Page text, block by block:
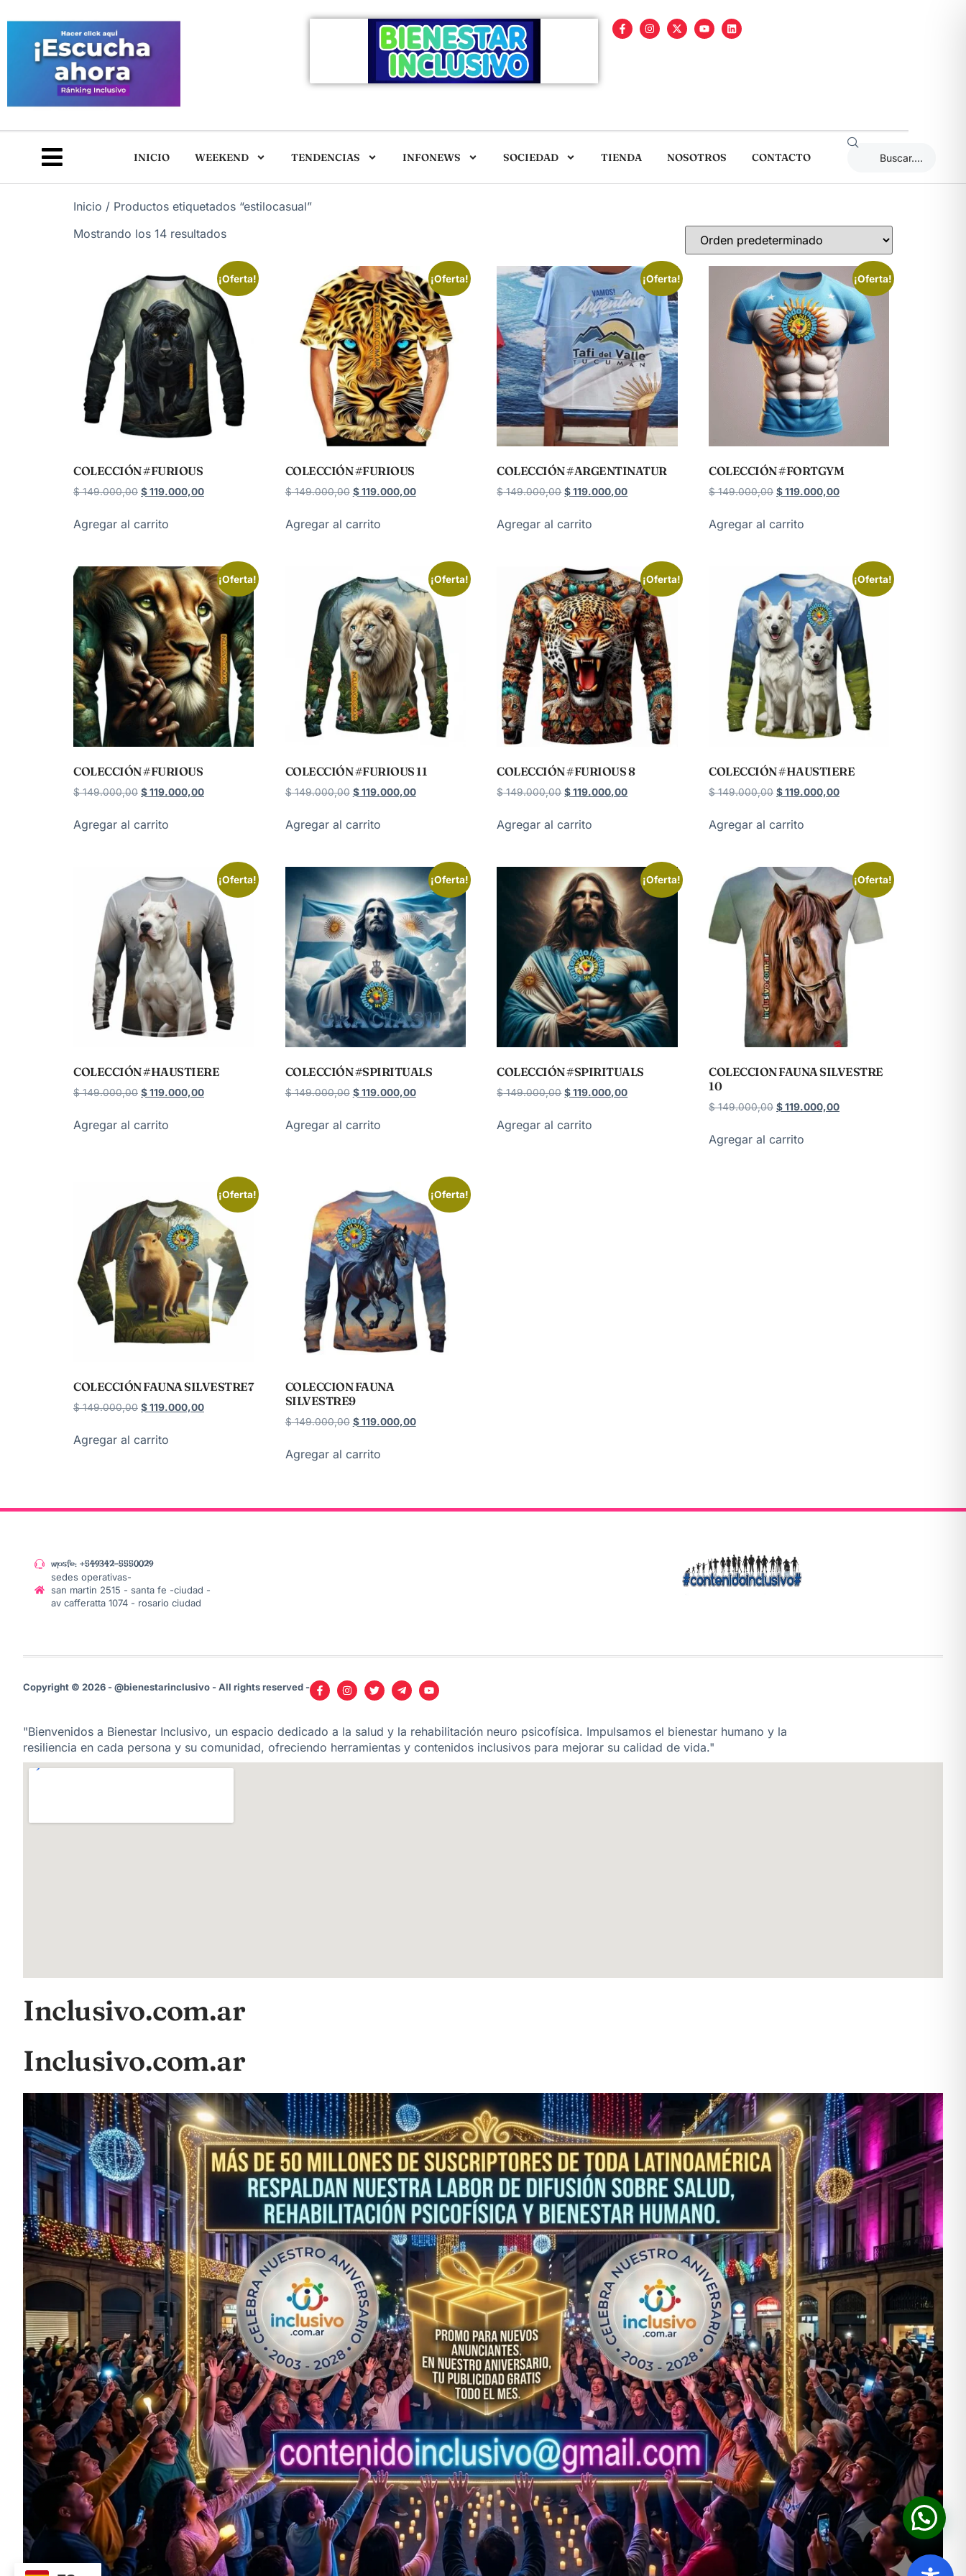
INICIO WEEKEND TENDENCIAS INFONEWS SOCIEDAD TIENDA NOSOTROS CONTACTO
Inicio / Productos etiquetados “estilocasual”
Mostrando los 14 resultados
¡Oferta!
COLECCIÓN #FURIOUS
$149.000,00 $119.000,00
Agregar al carrito
¡Oferta!
COLECCIÓN #FURIOUS
$149.000,00 $119.000,00
Agregar al carrito
¡Oferta!
COLECCIÓN #ARGENTINATUR
$149.000,00 $119.000,00
Agregar al carrito
¡Oferta!
COLECCIÓN #FORTGYM
$149.000,00 $119.000,00
Agregar al carrito
¡Oferta!
COLECCIÓN #FURIOUS
$149.000,00 $119.000,00
Agregar al carrito
¡Oferta!
COLECCIÓN #FURIOUS 11
$149.000,00 $119.000,00
Agregar al carrito
¡Oferta!
COLECCIÓN #FURIOUS 8
$149.000,00 $119.000,00
Agregar al carrito
¡Oferta!
COLECCIÓN #HAUSTIERE
$149.000,00 $119.000,00
Agregar al carrito
¡Oferta!
COLECCIÓN #HAUSTIERE
$149.000,00 $119.000,00
Agregar al carrito
¡Oferta!
COLECCIÓN #SPIRITUALS
$149.000,00 $119.000,00
Agregar al carrito
¡Oferta!
COLECCIÓN #SPIRITUALS
$149.000,00 $119.000,00
Agregar al carrito
¡Oferta!
COLECCION FAUNA SILVESTRE
10
$149.000,00 $119.000,00
Agregar al carrito
¡Oferta!
COLECCIÓN FAUNA SILVESTRE7
$149.000,00 $119.000,00
Agregar al carrito
¡Oferta!
COLECCION FAUNA
SILVESTRE9
$149.000,00 $119.000,00
Agregar al carrito
wpsfe: +549342-5550029
sedes operativas-
san martin 2515 - santa fe -ciudad -
av cafferatta 1074 - rosario ciudad
Copyright © 2026 - @bienestarinclusivo - All rights reserved -
"Bienvenidos a Bienestar Inclusivo, un espacio dedicado a la salud y la rehabilitación neuro psicofísica. Impulsamos el bienestar humano y la
resiliencia en cada persona y su comunidad, ofreciendo herramientas y contenidos inclusivos para mejorar su calidad de vida."
Inclusivo.com.ar
Inclusivo.com.ar